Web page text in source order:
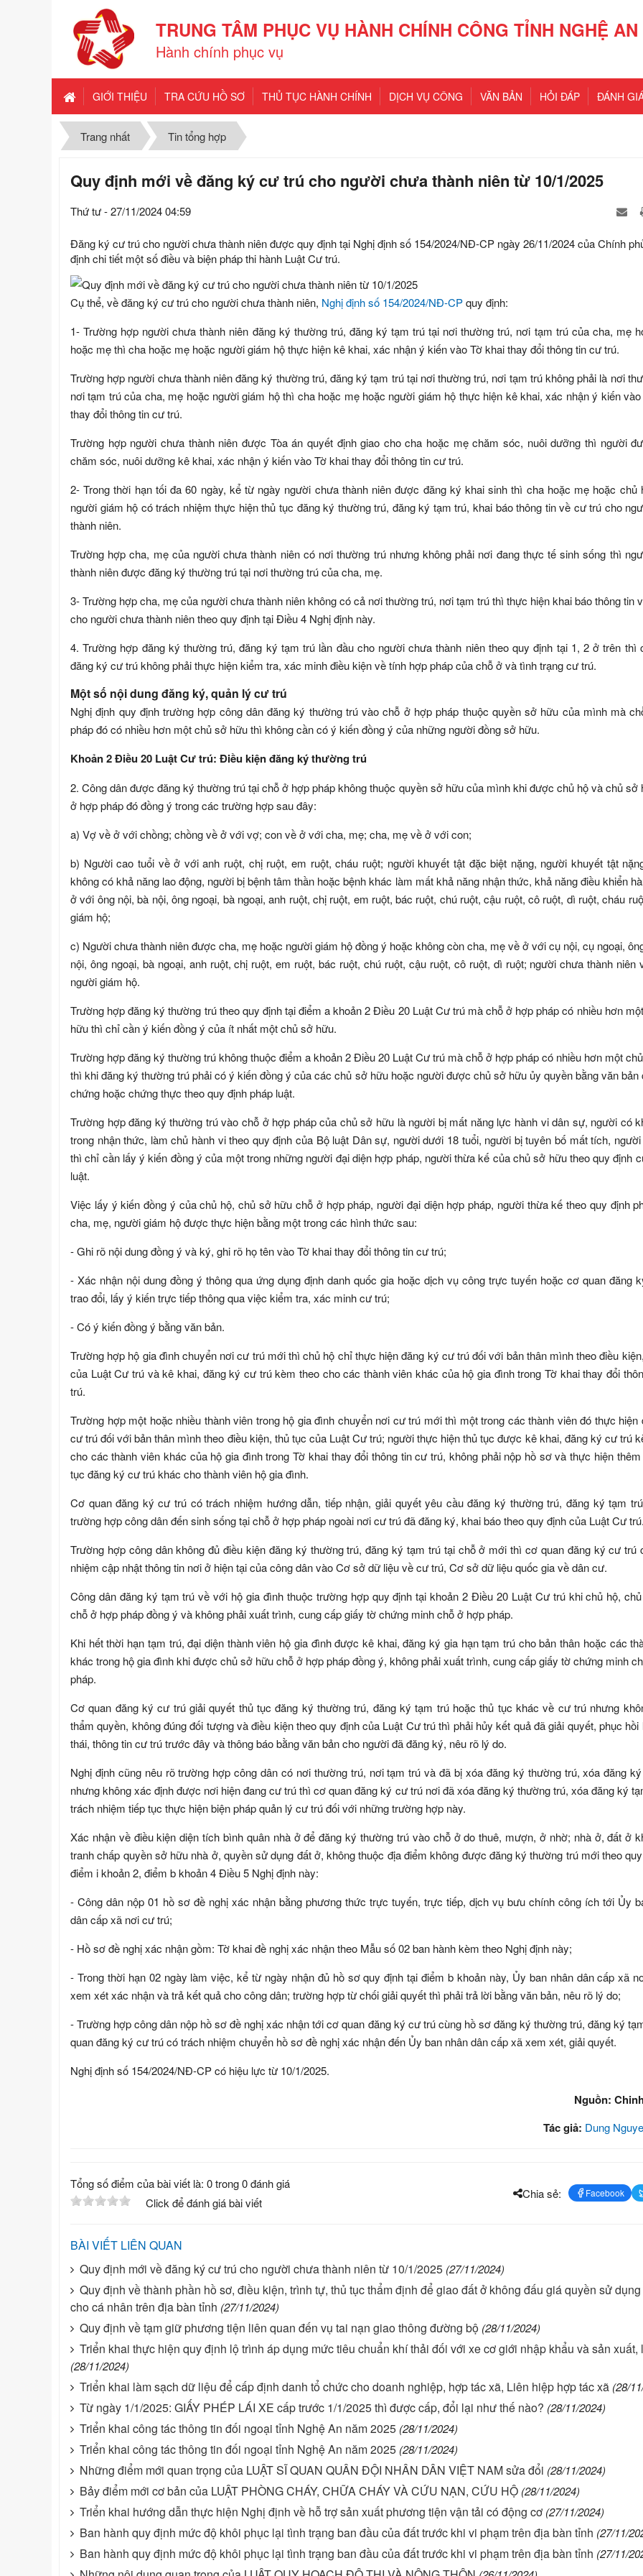
TRUNG TÂM PHỤC VỤ HÀNH CHÍNH CÔNG TỈNH NGHỆ AN
Hành chính phục vụ
GIỚI THIỆU TRA CỨU HỒ SƠ THỦ TỤC HÀNH CHÍNH DỊCH VỤ CÔNG VĂN BẢN HỎI ĐÁP ĐÁNH
Trang nhất Tin tổng hợp
Quy định mới về đăng ký cư trú cho người chưa thành niên từ 10/1/2025
Thứ tư - 27/11/2024 04:59
Đăng ký cư trú cho người chưa thành niên được quy định tại Nghị định số 154/2024/NĐ-CP ngày 26/11/2024 của Chính
định chi tiết một số điều và biện pháp thi hành Luật Cư trú.
Cụ thể, về đăng ký cư trú cho người chưa thành niên, Nghị định số 154/2024/NĐ-CPquy định:
1- Trường hợp người chưa thành niên đăng ký thường trú, đăng ký tạm trú tại nơi thường trú, nơi tạm trú của cha, mẹ
hoặc mẹ thì cha hoặc mẹ hoặc người giám hộ thực hiện kê khai, xác nhận ý kiến vào Tờ khai thay đổi thông tin cư trú.
Trường hợp người chưa thành niên đăng ký thường trú, đăng ký tạm trú tại nơi thường trú, nơi tạm trú không phải là nơi
nơi tạm trú của cha, mẹ hoặc người giám hộ thì cha hoặc mẹ hoặc người giám hộ thực hiện kê khai, xác nhận ý kiến
thay đổi thông tin cư trú.
Trường hợp người chưa thành niên được Tòa án quyết định giao cho cha hoặc mẹ chăm sóc, nuôi dưỡng thì người
chăm sóc, nuôi dưỡng kê khai, xác nhận ý kiến vào Tờ khai thay đổi thông tin cư trú.
2- Trong thời hạn tối đa 60 ngày, kể từ ngày người chưa thành niên được đăng ký khai sinh thì cha hoặc mẹ hoặc chủ
người giám hộ có trách nhiệm thực hiện thủ tục đăng ký thường trú, đăng ký tạm trú, khai báo thông tin về cư trú cho
thành niên.
Trường hợp cha, mẹ của người chưa thành niên có nơi thường trú nhưng không phải nơi đang thực tế sinh sống thì
thành niên được đăng ký thường trú tại nơi thường trú của cha, mẹ.
3- Trường hợp cha, mẹ của người chưa thành niên không có cả nơi thường trú, nơi tạm trú thì thực hiện khai báo thông tin
cho người chưa thành niên theo quy định tại Điều 4 Nghị định này.
4. Trường hợp đăng ký thường trú, đăng ký tạm trú lần đầu cho người chưa thành niên theo quy định tại 1, 2 ở trên thì
đăng ký cư trú không phải thực hiện kiểm tra, xác minh điều kiện về tính hợp pháp của chỗ ở và tình trạng cư trú.
Một số nội dung đăng ký, quản lý cư trú
Nghị định quy định trường hợp công dân đăng ký thường trú vào chỗ ở hợp pháp thuộc quyền sở hữu của mình mà
pháp đó có nhiều hơn một chủ sở hữu thì không cần có ý kiến đồng ý của những người đồng sở hữu.
Khoản 2 Điều 20 Luật Cư trú: Điều kiện đăng ký thường trú
2. Công dân được đăng ký thường trú tại chỗ ở hợp pháp không thuộc quyền sở hữu của mình khi được chủ hộ và chủ sở
ở hợp pháp đó đồng ý trong các trường hợp sau đây:
a) Vợ về ở với chồng; chồng về ở với vợ; con về ở với cha, mẹ; cha, mẹ về ở với con;
b) Người cao tuổi về ở với anh ruột, chị ruột, em ruột, cháu ruột; người khuyết tật đặc biệt nặng, người khuyết tật
không có khả năng lao động, người bị bệnh tâm thần hoặc bệnh khác làm mất khả năng nhận thức, khả năng điều khiển
ở với ông nội, bà nội, ông ngoại, bà ngoại, anh ruột, chị ruột, em ruột, bác ruột, chú ruột, cậu ruột, cô ruột, dì ruột, cháu
giám hộ;
c) Người chưa thành niên được cha, mẹ hoặc người giám hộ đồng ý hoặc không còn cha, mẹ về ở với cụ nội, cụ ngoại,
nội, ông ngoại, bà ngoại, anh ruột, chị ruột, em ruột, bác ruột, chú ruột, cậu ruột, cô ruột, dì ruột; người chưa thành niên
người giám hộ.
Trường hợp đăng ký thường trú theo quy định tại điểm a khoản 2 Điều 20 Luật Cư trú mà chỗ ở hợp pháp có nhiều hơn
hữu thì chỉ cần ý kiến đồng ý của ít nhất một chủ sở hữu.
Trường hợp đăng ký thường trú không thuộc điểm a khoản 2 Điều 20 Luật Cư trú mà chỗ ở hợp pháp có nhiều hơn một
thì khi đăng ký thường trú phải có ý kiến đồng ý của các chủ sở hữu hoặc người được chủ sở hữu ủy quyền bằng văn bản
chứng hoặc chứng thực theo quy định pháp luật.
Trường hợp đăng ký thường trú vào chỗ ở hợp pháp của chủ sở hữu là người bị mất năng lực hành vi dân sự, người có
trong nhận thức, làm chủ hành vi theo quy định của Bộ luật Dân sự, người dưới 18 tuổi, người bị tuyên bố mất tích,
thì chỉ cần lấy ý kiến đồng ý của một trong những người đại diện hợp pháp, người thừa kế của chủ sở hữu theo quy định
luật.
Việc lấy ý kiến đồng ý của chủ hộ, chủ sở hữu chỗ ở hợp pháp, người đại diện hợp pháp, người thừa kế theo quy định
cha, mẹ, người giám hộ được thực hiện bằng một trong các hình thức sau:
- Ghi rõ nội dung đồng ý và ký, ghi rõ họ tên vào Tờ khai thay đổi thông tin cư trú;
- Xác nhận nội dung đồng ý thông qua ứng dụng định danh quốc gia hoặc dịch vụ công trực tuyến hoặc cơ quan đăng
trao đổi, lấy ý kiến trực tiếp thông qua việc kiểm tra, xác minh cư trú;
- Có ý kiến đồng ý bằng văn bản.
Trường hợp hộ gia đình chuyển nơi cư trú mới thì chủ hộ chỉ thực hiện đăng ký cư trú đối với bản thân mình theo điều
của Luật Cư trú và kê khai, đăng ký cư trú kèm theo cho các thành viên khác của hộ gia đình trong Tờ khai thay đổi
trú.
Trường hợp một hoặc nhiều thành viên trong hộ gia đình chuyển nơi cư trú mới thì một trong các thành viên đó thực hiện
cư trú đối với bản thân mình theo điều kiện, thủ tục của Luật Cư trú; người thực hiện thủ tục được kê khai, đăng ký cư trú
cho các thành viên khác của hộ gia đình trong Tờ khai thay đổi thông tin cư trú, không phải nộp hồ sơ và thực hiện
tục đăng ký cư trú khác cho thành viên hộ gia đình.
Cơ quan đăng ký cư trú có trách nhiệm hướng dẫn, tiếp nhận, giải quyết yêu cầu đăng ký thường trú, đăng ký tạm
trường hợp công dân đến sinh sống tại chỗ ở hợp pháp ngoài nơi cư trú đã đăng ký, khai báo theo quy định của Luật Cư trú.
Trường hợp công dân không đủ điều kiện đăng ký thường trú, đăng ký tạm trú tại chỗ ở mới thì cơ quan đăng ký cư trú
nhiệm cập nhật thông tin nơi ở hiện tại của công dân vào Cơ sở dữ liệu về cư trú, Cơ sở dữ liệu quốc gia về dân cư.
Công dân đăng ký tạm trú về với hộ gia đình thuộc trường hợp quy định tại khoản 2 Điều 20 Luật Cư trú khi chủ hộ,
chỗ ở hợp pháp đồng ý và không phải xuất trình, cung cấp giấy tờ chứng minh chỗ ở hợp pháp.
Khi hết thời hạn tạm trú, đại diện thành viên hộ gia đình được kê khai, đăng ký gia hạn tạm trú cho bản thân hoặc các
khác trong hộ gia đình khi được chủ sở hữu chỗ ở hợp pháp đồng ý, không phải xuất trình, cung cấp giấy tờ chứng minh
pháp.
Cơ quan đăng ký cư trú giải quyết thủ tục đăng ký thường trú, đăng ký tạm trú hoặc thủ tục khác về cư trú nhưng
thẩm quyền, không đúng đối tượng và điều kiện theo quy định của Luật Cư trú thì phải hủy kết quả đã giải quyết, phục hồi
thái, thông tin cư trú trước đây và thông báo bằng văn bản cho người đã đăng ký, nêu rõ lý do.
Nghị định cũng nêu rõ trường hợp công dân có nơi thường trú, nơi tạm trú và đã bị xóa đăng ký thường trú, xóa đăng
nhưng không xác định được nơi hiện đang cư trú thì cơ quan đăng ký cư trú nơi đã xóa đăng ký thường trú, xóa đăng ký
trách nhiệm tiếp tục thực hiện biện pháp quản lý cư trú đối với những trường hợp này.
Xác nhận về điều kiện diện tích bình quân nhà ở để đăng ký thường trú vào chỗ ở do thuê, mượn, ở nhờ; nhà ở, đất ở
tranh chấp quyền sở hữu nhà ở, quyền sử dụng đất ở, không thuộc địa điểm không được đăng ký thường trú mới theo
điểm i khoản 2, điểm b khoản 4 Điều 5 Nghị định này:
- Công dân nộp 01 hồ sơ đề nghị xác nhận bằng phương thức trực tuyến, trực tiếp, dịch vụ bưu chính công ích tới Ủy
dân cấp xã nơi cư trú;
- Hồ sơ đề nghị xác nhận gồm: Tờ khai đề nghị xác nhận theo Mẫu số 02 ban hành kèm theo Nghị định này;
- Trong thời hạn 02 ngày làm việc, kể từ ngày nhận đủ hồ sơ quy định tại điểm b khoản này, Ủy ban nhân dân cấp xã
xem xét xác nhận và trả kết quả cho công dân; trường hợp từ chối giải quyết thì phải trả lời bằng văn bản, nêu rõ lý do;
- Trường hợp công dân nộp hồ sơ đề nghị xác nhận tới cơ quan đăng ký cư trú cùng hồ sơ đăng ký thường trú, đăng ký
quan đăng ký cư trú có trách nhiệm chuyển hồ sơ đề nghị xác nhận đến Ủy ban nhân dân cấp xã xem xét, giải quyết.
Nghị định số 154/2024/NĐ-CP có hiệu lực từ 10/1/2025.
Nguồn:
Tác giả: Dung
Tổng số điểm của bài viết là: 0 trong 0 đánh giá
Click để đánh giá bài viết
Chia sẻ: Facebook
BÀI VIẾT LIÊN QUAN
Quy định mới về đăng ký cư trú cho người chưa thành niên từ 10/1/2025 (27/11/2024)
Quy định về thành phần hồ sơ, điều kiện, trình tự, thủ tục thẩm định để giao đất ở không đấu giá quyền sử
cho cá nhân trên địa bàn tỉnh (27/11/2024)
Quy định về tạm giữ phương tiện liên quan đến vụ tai nạn giao thông đường bộ (28/11/2024)
Triển khai thực hiện quy định lộ trình áp dụng mức tiêu chuẩn khí thải đối với xe cơ giới nhập khẩu và sản xuất,
(28/11/2024)
Triển khai làm sạch dữ liệu để cấp định danh tổ chức cho doanh nghiệp, hợp tác xã, Liên hiệp hợp tác xã (28/
Từ ngày 1/1/2025: GIẤY PHÉP LÁI XE cấp trước 1/1/2025 thì được cấp, đổi lại như thế nào? (28/11/2024)
Triển khai công tác thông tin đối ngoại tỉnh Nghệ An năm 2025 (28/11/2024)
Triển khai công tác thông tin đối ngoại tỉnh Nghệ An năm 2025 (28/11/2024)
Những điểm mới quan trọng của LUẬT SĨ QUAN QUÂN ĐỘI NHÂN DÂN VIỆT NAM sửa đổi (28/11/2024)
Bảy điểm mới cơ bản của LUẬT PHÒNG CHÁY, CHỮA CHÁY VÀ CỨU NẠN, CỨU HỘ (28/11/2024)
Triển khai hướng dẫn thực hiện Nghị định về hỗ trợ sản xuất phương tiện vận tải có động cơ (27/11/2024)
Ban hành quy định mức độ khôi phục lại tình trạng ban đầu của đất trước khi vi phạm trên địa bàn tỉnh (27/11/
Ban hành quy định mức độ khôi phục lại tình trạng ban đầu của đất trước khi vi phạm trên địa bàn tỉnh (27/11/